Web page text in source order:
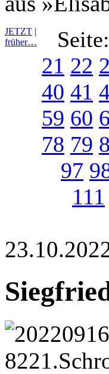
JETZT |
früher…
Seite:
21 22
40 41
59 60
78 79
97
111